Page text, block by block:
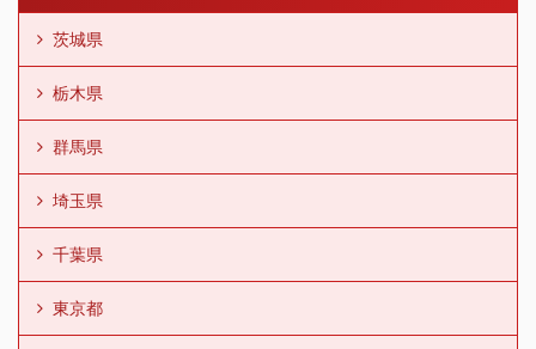
茨城県
栃木県
群馬県
埼玉県
千葉県
東京都